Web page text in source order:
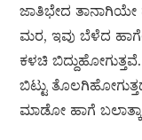
ಜಾತಿಭೇದ
ಮರ, ಇವು ಬೆಳೆದ
ಕಳಚಿ
ಬಿಟ್ಟು
ಮಾಡೋ ಹಾಗೆ